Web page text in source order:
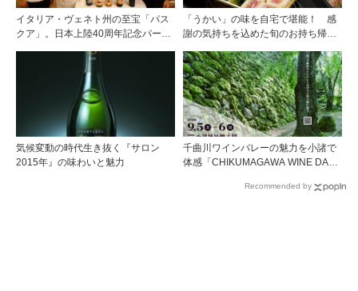
イタリア・ヴェネト州の至宝「パス
クア」。日本上陸40周年記念パーテ
「うかい」の味を自宅で堪能！ 感
謝の気持ちを込めた旬のお持ち帰り
気候変動の時代生き抜く『サロン
2015年』の味わいと魅力
千曲川ワインバレーの魅力を小諸で
体感「CHIKUMAGAWA WINE DAYS
Recommended by